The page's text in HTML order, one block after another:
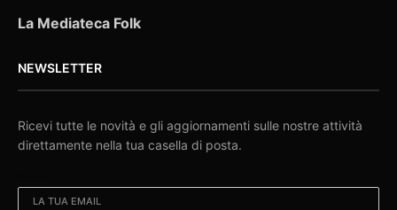
La Mediateca Folk
NEWSLETTER
Ricevi tutte le novità e gli aggiornamenti sulle nostre attività
direttamente nella tua casella di posta.